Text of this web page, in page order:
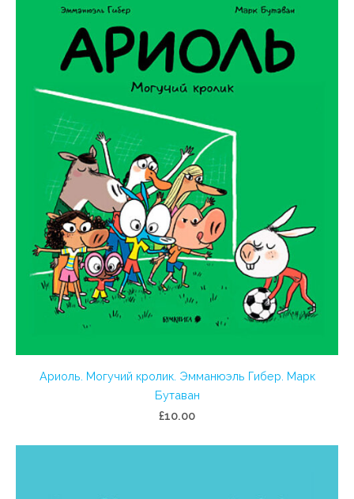
Ариоль. Могучий кролик. Эмманюэль Гибер. Марк
Бутаван
£10.00